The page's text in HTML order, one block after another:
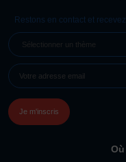
Restons en contact et